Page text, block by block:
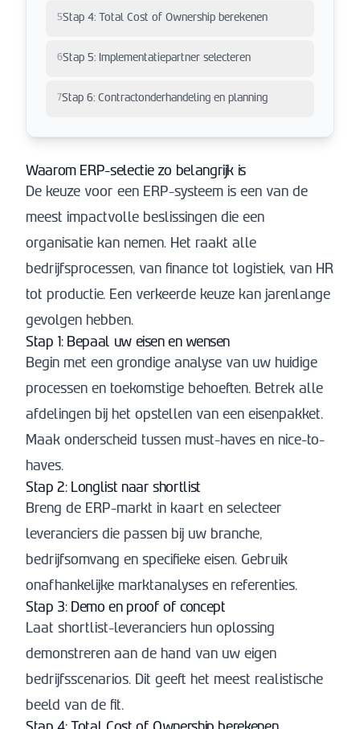
5Stap 4: Total Cost of Ownership berekenen
6Stap 5: Implementatiepartner selecteren
7Stap 6: Contractonderhandeling en planning
Waarom ERP-selectie zo belangrijk is
De keuze voor een ERP-systeem is een van de
meest impactvolle beslissingen die een
organisatie kan nemen. Het raakt alle
bedrijfsprocessen, van finance tot logistiek, van HR
tot productie. Een verkeerde keuze kan jarenlange
gevolgen hebben.
Stap 1: Bepaal uw eisen en wensen
Begin met een grondige analyse van uw huidige
processen en toekomstige behoeften. Betrek alle
afdelingen bij het opstellen van een eisenpakket.
Maak onderscheid tussen must-haves en nice-to-
haves.
Stap 2: Longlist naar shortlist
Breng de ERP-markt in kaart en selecteer
leveranciers die passen bij uw branche,
bedrijfsomvang en specifieke eisen. Gebruik
onafhankelijke marktanalyses en referenties.
Stap 3: Demo en proof of concept
Laat shortlist-leveranciers hun oplossing
demonstreren aan de hand van uw eigen
bedrijfsscenarios. Dit geeft het meest realistische
beeld van de fit.